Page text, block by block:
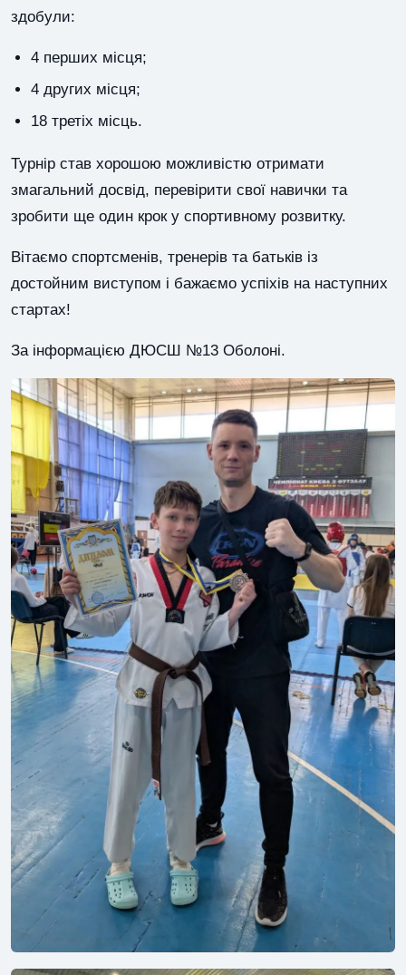
здобули:
4 перших місця;
4 других місця;
18 третіх місць.
Турнір став хорошою можливістю отримати
змагальний досвід, перевірити свої навички та
зробити ще один крок у спортивному розвитку.
Вітаємо спортсменів, тренерів та батьків із
достойним виступом і бажаємо успіхів на наступних
стартах!
За інформацією ДЮСШ №13 Оболоні.